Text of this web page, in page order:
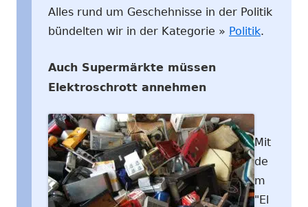
Alles rund um Geschehnisse in der Politik
bündelten wir in der Kategorie » Politik.
Auch Supermärkte müssen
Elektroschrott annehmen
Mit
de
m
"El